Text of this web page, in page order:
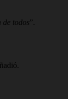
de todos”.